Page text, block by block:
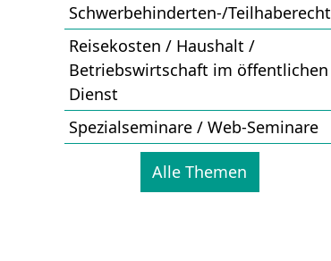
Schwerbehinderten-/Teilhaberecht
Reisekosten / Haushalt /
Betriebswirtschaft im öffentlichen
Dienst
Spezialseminare / Web-Seminare
Alle Themen